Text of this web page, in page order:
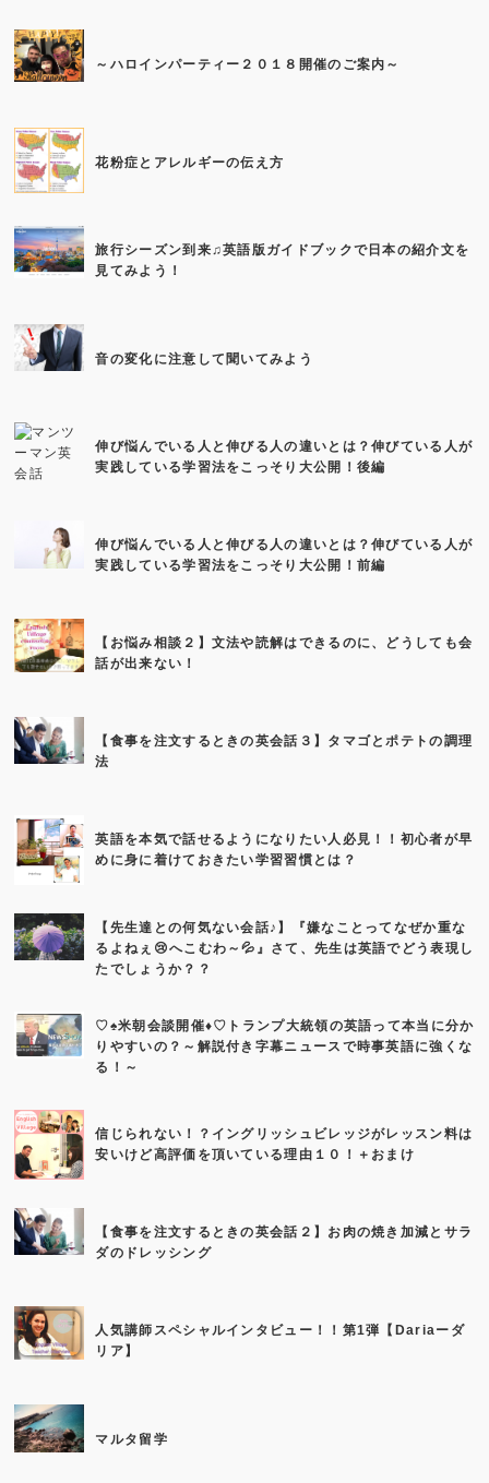
～ハロインパーティー２０１８開催のご案内～
花粉症とアレルギーの伝え方
旅行シーズン到来♫英語版ガイドブックで日本の紹介文を
見てみよう！
音の変化に注意して聞いてみよう
伸び悩んでいる人と伸びる人の違いとは？伸びている人が
実践している学習法をこっそり大公開！後編
伸び悩んでいる人と伸びる人の違いとは？伸びている人が
実践している学習法をこっそり大公開！前編
【お悩み相談２】文法や読解はできるのに、どうしても会
話が出来ない！
【食事を注文するときの英会話３】タマゴとポテトの調理
法
英語を本気で話せるようになりたい人必見！！初心者が早
めに身に着けておきたい学習習慣とは？
【先生達との何気ない会話♪】『嫌なことってなぜか重な
るよねぇ😢へこむわ～💦』さて、先生は英語でどう表現し
たでしょうか？？
♡♠米朝会談開催♦♡トランプ大統領の英語って本当に分か
りやすいの？～解説付き字幕ニュースで時事英語に強くな
る！～
信じられない！？イングリッシュビレッジがレッスン料は
安いけど高評価を頂いている理由１０！＋おまけ
【食事を注文するときの英会話２】お肉の焼き加減とサラ
ダのドレッシング
人気講師スペシャルインタビュー！！第1弾【Dariaーダ
リア】
マルタ留学